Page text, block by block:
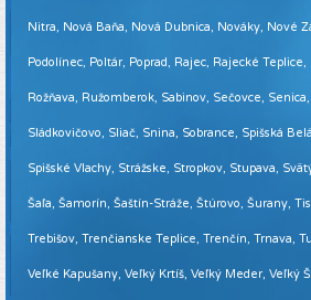
Nitra, Nová Baňa, Nová Dubnica, Nováky, Nové
Podolínec, Poltár, Poprad, Rajec, Rajecké Teplice,
Rožňava, Ružomberok, Sabinov, Sečovce,
Sládkovičovo, Sliač, Snina, Sobrance, Spišská
Spišské Vlachy, Strážske, Stropkov, Stupava,
Šaľa, Šamorín, Šaštín-Stráže, Štúrovo, Šurany,
Trebišov, Trenčianske Teplice, Trenčín, Trnava,
Veľké Kapušany, Veľký Krtíš, Veľký Meder, Veľký